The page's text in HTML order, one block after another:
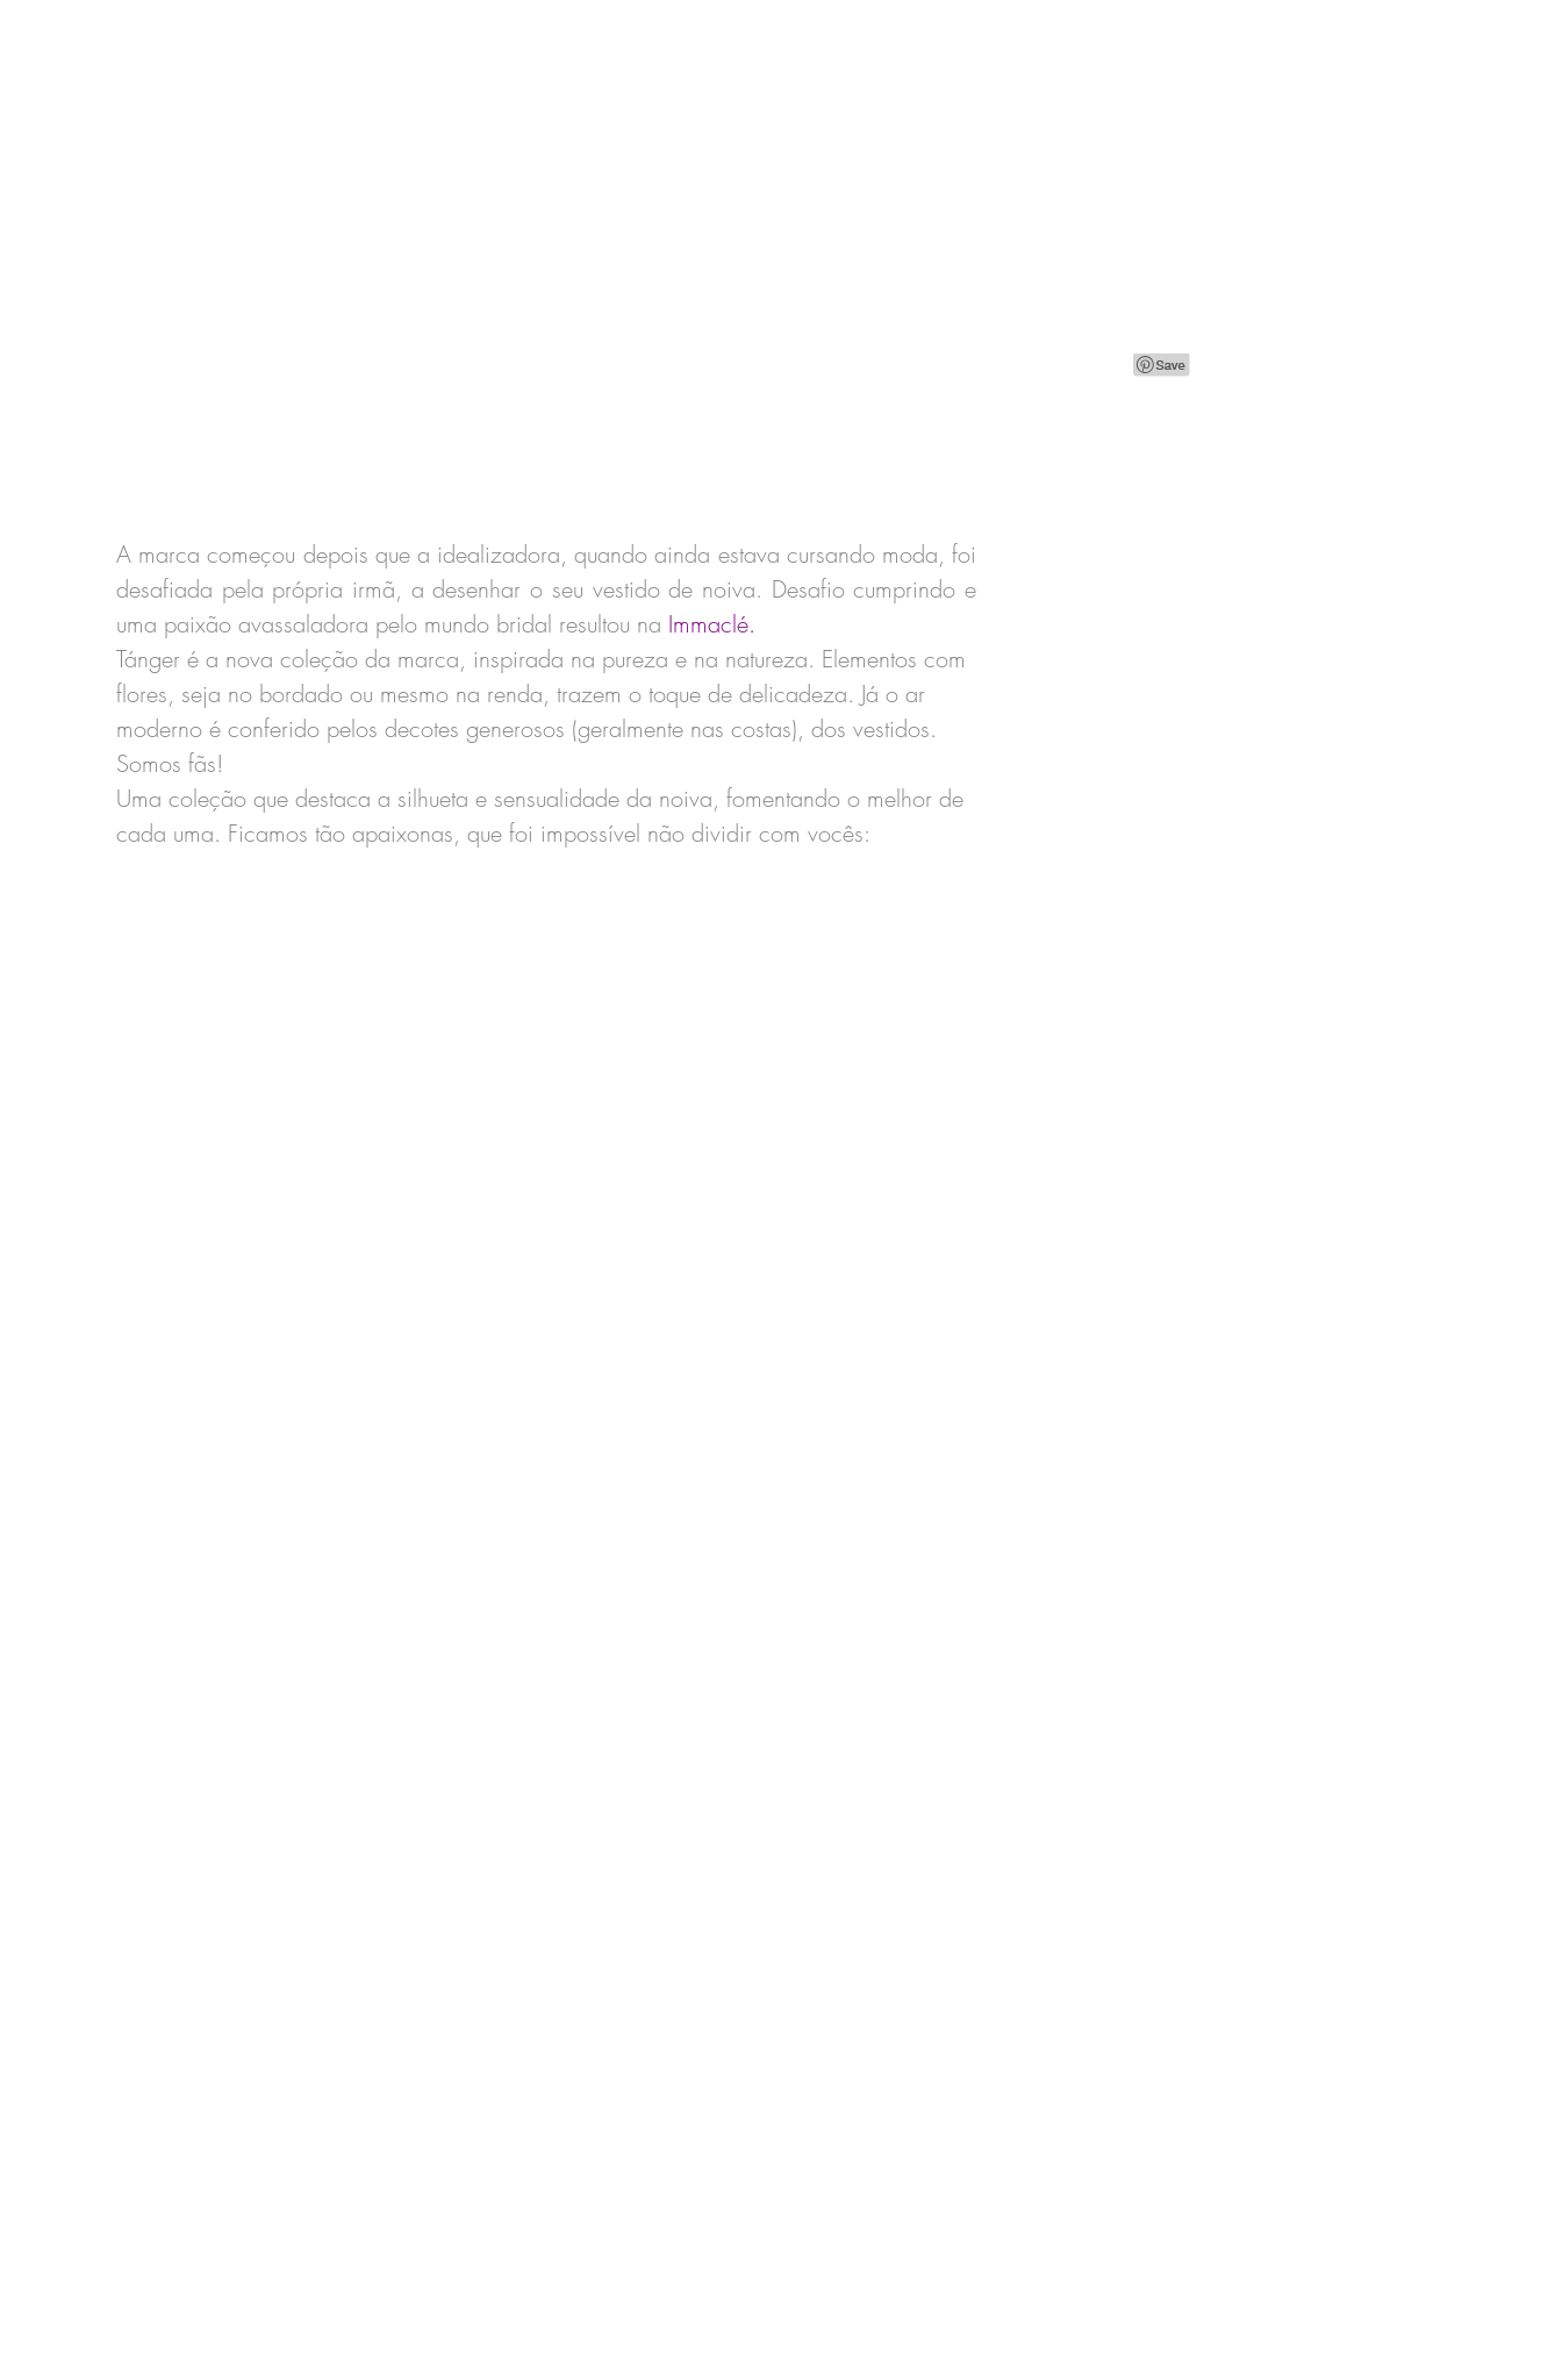
A marca começou depois que a idealizadora, quando ainda estava cursando moda, foi
desafiada pela própria irmã, a desenhar o seu vestido de noiva. Desafio cumprindo e
uma paixão avassaladora pelo mundo bridal resultou na Immaclé.
Tánger é a nova coleção da marca, inspirada na pureza e na natureza. Elementos com
flores, seja no bordado ou mesmo na renda, trazem o toque de delicadeza. Já o ar
moderno é conferido pelos decotes generosos (geralmente nas costas), dos vestidos.
Somos fãs!
Uma coleção que destaca a silhueta e sensualidade da noiva, fomentando o melhor de
cada uma. Ficamos tão apaixonas, que foi impossível não dividir com vocês: